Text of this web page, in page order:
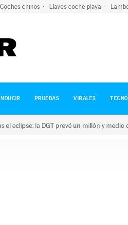
Coches chinos Llaves coche playa
PRUEBAS VIRALES
el eclipse: la DGT prevé un millón y